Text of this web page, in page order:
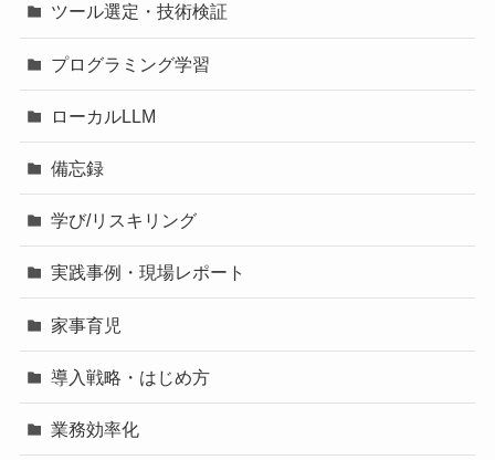
ツール選定・技術検証
プログラミング学習
ローカルLLM
備忘録
学び/リスキリング
実践事例・現場レポート
家事育児
導入戦略・はじめ方
業務効率化